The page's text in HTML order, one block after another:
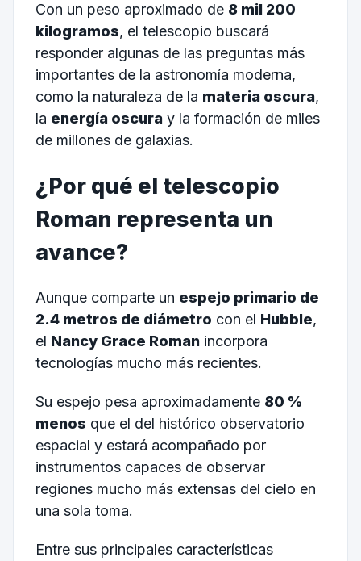
Con un peso aproximado de 8 mil 200
kilogramos, el telescopio buscará
responder algunas de las preguntas más
importantes de la astronomía moderna,
como la naturaleza de la materia oscura,
la energía oscuray la formación de miles
de millones de galaxias.
¿Por qué el telescopio
Roman representa un
avance?
Aunque comparte un espejo primario de
2.4 metros de diámetro con el Hubble,
el Nancy Grace Romanincorpora
tecnologías mucho más recientes.
Su espejo pesa aproximadamente 80 %
menos que el del histórico observatorio
espacial y estará acompañado por
instrumentos capaces de observar
regiones mucho más extensas del cielo en
una sola toma.
Entre sus principales características